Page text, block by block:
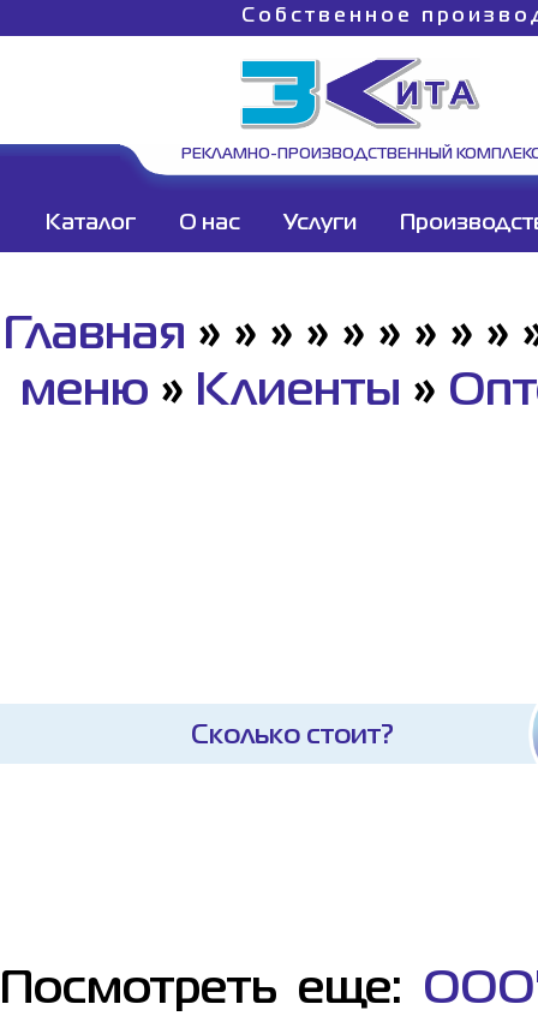
Собственное
РЕКЛАМНО-ПРОИЗВОДСТВЕННЫЙ
Каталог О нас Услуги
Главная » » » » » » » » »
меню » Клиенты »
Сколько стоит?
Посмотреть еще: